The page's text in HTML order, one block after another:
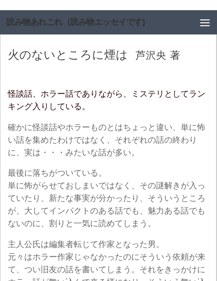
読み物あれこれ（読み物エッセイです)
火のないところに煙は 芦沢央 著
怪談話、ホラー話でありながら、ミステリとしてラン
キング入りしている。
確かに怪談話やホラーものとはちょっと違い、単に怖
い話を集めたわけではなく、それぞれの話の終わり
に、実は・・・みたいな話が多い。
最後に落ちがついている。
単に怖がらせておしまいではなく、その謎解きが入っ
ていたり、新たな事実が分かったり、そういうところ
が、大してインパクトのある話でも、魅力ある話でも
ないのに、割りと一気に読めてしまう。
主人公氏は編集者転じて作家となった男。
元々はホラー作家じゃなかったのにそういう依頼が来
て、つい旧友の話を書いてしまう。それをきっかけに